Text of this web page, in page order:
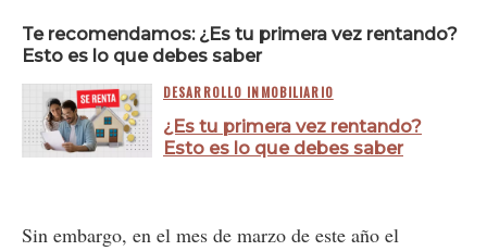
Te recomendamos: ¿Es tu primera vez rentando?
Esto es lo que debes saber
DESARROLLO INMOBILIARIO
¿Es tu primera vez rentando?
Esto es lo que debes saber
Sin embargo, en el mes de marzo de este año el